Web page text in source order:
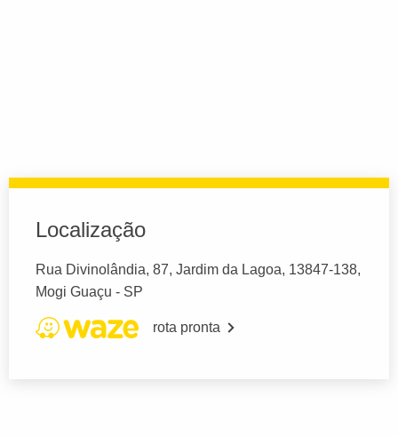
Localização
Rua Divinolândia, 87, Jardim da Lagoa, 13847-138,
Mogi Guaçu - SP
rota pronta